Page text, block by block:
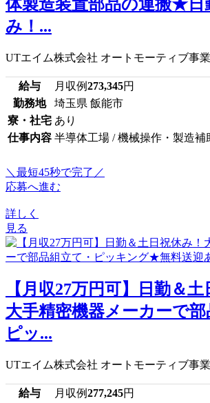
体製造装置部品の運搬★日
み！...
UTエイム株式会社 オートモーティブ事
給与 月収例273,345円
勤務地
埼玉県 飯能市
寮・社宅 あり
仕事内容 半導体工場 / 機械操作・製造補
＼最短45秒で完了／
応募へ進む
詳しく
見る
【月収27万円可】日勤＆土
大手精密機器メーカーで部
ピッ...
UTエイム株式会社 オートモーティブ事
給与 月収例277,245円